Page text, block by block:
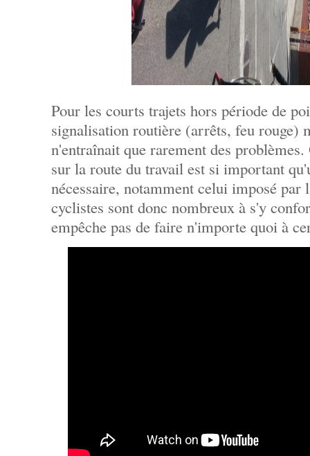
Pour les courts trajets hors période de
signalisation routière (arrêts, feu rouge)
n'entraînait que rarement des
sur la route du travail est si important
nécessaire, notamment celui imposé par
cyclistes sont donc nombreux à s'y
empêche pas de faire n'importe quoi à